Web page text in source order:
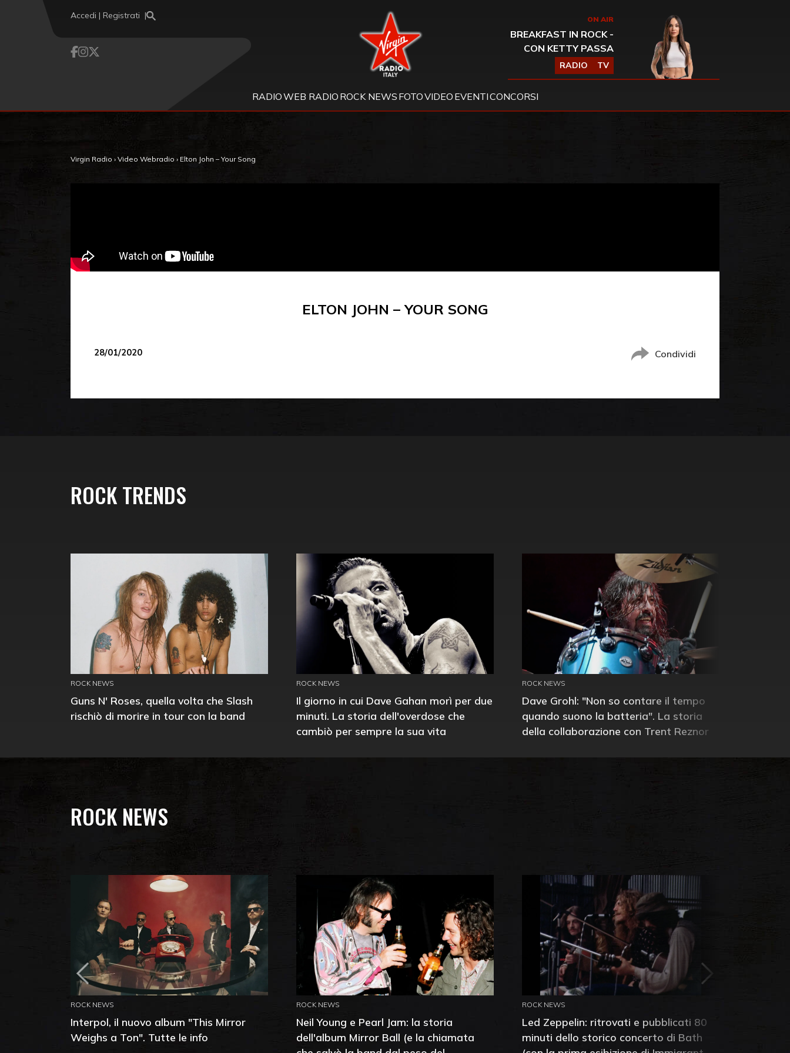
Accedi | Registrati Virgin Radio ON AIR
BREAKFAST IN ROCK -
CON KETTY PASSA
RADIO TV
RADIOWEB RADIO ROCK NEWS FOTOVIDEO EVENTICONCORSI
Virgin Radio › Video Webradio › Elton John – Your Song
ELTON JOHN – YOUR SONG
28/01/2020 Condividi
ROCK TRENDS
ROCK NEWS
Guns N' Roses, quella volta che Slash
rischiò di morire in tour con la band
ROCK NEWS
Il giorno in cui Dave Gahan morì per due
minuti. La storia dell'overdose che
cambiò per sempre la sua vita
ROCK NEWS
Dave Grohl: "Non so contare il tempo
quando suono la batteria". La storia
della collaborazione con Trent Reznor
ROCK NEWS
ROCK NEWS
Interpol, il nuovo album "This Mirror
Weighs a Ton". Tutte le info
ROCK NEWS
Neil Young e Pearl Jam: la storia
dell'album Mirror Ball (e la chiamata
ROCK NEWS
Led Zeppelin: ritrovati e pubblicati 80
minuti dello storico concerto di Bath